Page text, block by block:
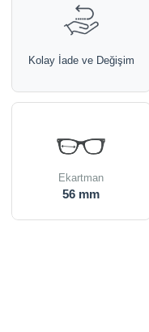
Kolay İade ve Değişim
Ekartman
56 mm